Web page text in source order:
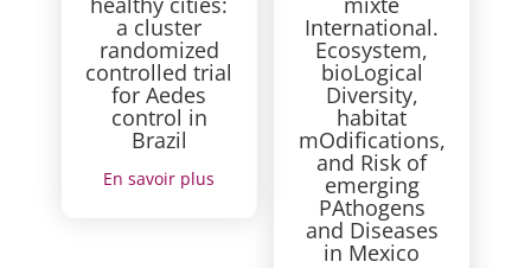
a cluster
randomized
controlled trial
for Aedes
control in
Brazil
En savoir plus
International.
Ecosystem,
bioLogical
Diversity,
habitat
mOdifications,
and Risk of
emerging
PAthogens
and Diseases
in Mexico